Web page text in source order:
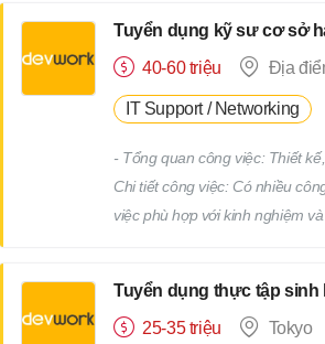
Tuyển dụng kỹ sư cơ sở
40-60 triệu
Địa
IT Support / Networking
- Tổng quan công việc: Thiết
Chi tiết công việc: Có nhiều
việc phù hợp với kinh nghiệm
việc này) Tổng hợp dữ liệu
hỗ trợ kỹ thuật, v.v. - Bạn sẽ làm việc tại các công ty khách hàng với tư cách là nhân viên chính thức của công ty chúng tôi
Tuyển dụng thực tập sinh
25-35 triệu
Tokyo